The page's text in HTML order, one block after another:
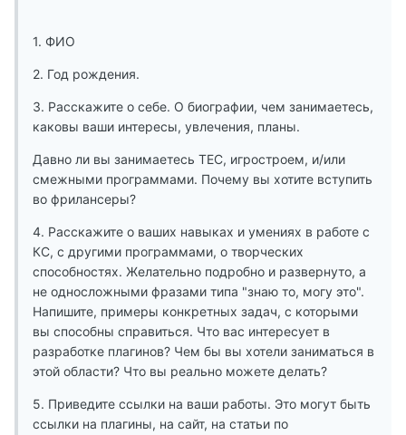
1. ФИО
2. Год рождения.
3. Расскажите о себе. О биографии, чем занимаетесь,
каковы ваши интересы, увлечения, планы.
Давно ли вы занимаетесь ТЕС, игростроем, и/или
смежными программами. Почему вы хотите вступить
во фрилансеры?
4. Расскажите о ваших навыках и умениях в работе с
КС, с другими программами, о творческих
способностях. Желательно подробно и развернуто, а
не односложными фразами типа "знаю то, могу это".
Напишите, примеры конкретных задач, с которыми
вы способны справиться. Что вас интересует в
разработке плагинов? Чем бы вы хотели заниматься в
этой области? Что вы реально можете делать?
5. Приведите ссылки на ваши работы. Это могут быть
ссылки на плагины, на сайт, на статьи по